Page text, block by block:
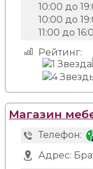
10:00 до
10:00 до
11:00 до
Рейтинг:
Магазин
Телефон:
Адрес: